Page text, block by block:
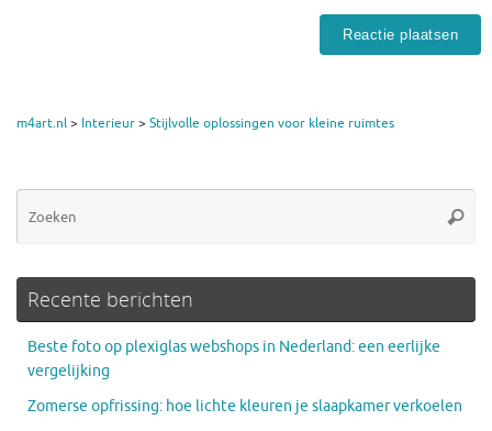
m4art.nl> Interieur>Stijlvolle oplossingen voor kleine ruimtes
Recente berichten
Beste foto op plexiglas webshops in Nederland: een eerlijke
vergelijking
Zomerse opfrissing: hoe lichte kleuren je slaapkamer verkoelen